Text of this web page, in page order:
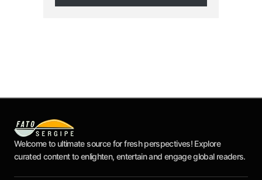
Welcome to ultimate source for fresh perspectives! Explore
curated content to enlighten, entertain and engage global readers.